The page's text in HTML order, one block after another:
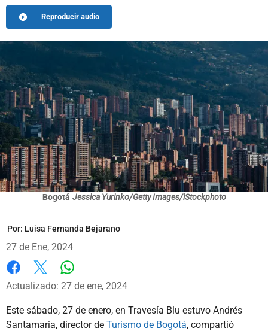
Reproducir audio
Bogotá Jessica Yurinko/Getty Images/iStockphoto
Por: Luisa Fernanda Bejarano
27 de Ene, 2024
Facebook
X
Actualizado: 27 de ene, 2024
Este sábado, 27 de enero, en Travesía Blu estuvo Andrés
Santamaria, director de Turismo de Bogotá, compartió